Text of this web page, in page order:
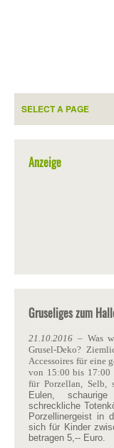
Anzeige
Gruseliges zum
21.10.2016 – Was
Grusel-Deko?
Accessoires für eine
von 15:00 bis 17:00
für Porzellan, Selb,
Eulen,
schreckliche
Porzellinergeist in
sich für Kinder
betragen 5,-- Euro.